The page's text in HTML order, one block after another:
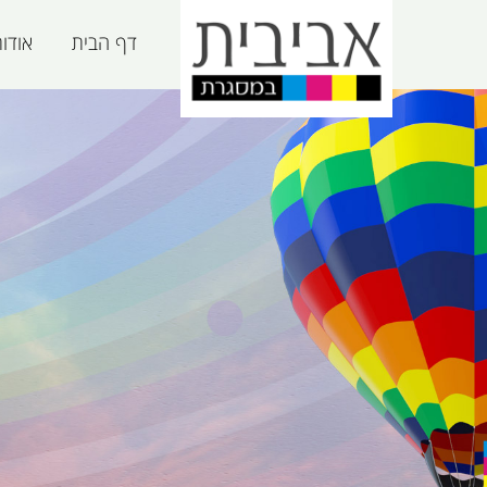
דף הבית